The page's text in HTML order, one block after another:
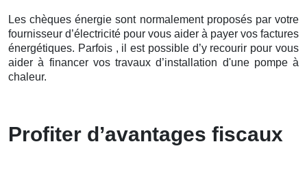
Les chèques énergie sont normalement proposés par votre
fournisseur d’électricité pour vous aider à payer vos factures
énergétiques. Parfois , il est possible d’y recourir pour vous
aider à financer vos travaux d’installation d'une pompe à
chaleur.
Profiter d’avantages fiscaux